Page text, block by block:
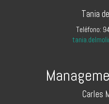
Tania
Teléfono:
Carles